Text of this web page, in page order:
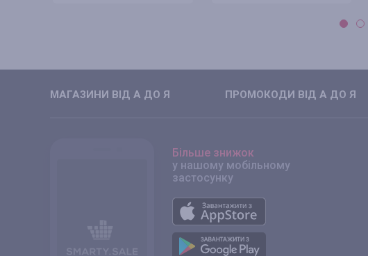
МАГАЗИНИ ВIД А ДО Я ПРОМОКОДИ ВIД А ДО Я
Більше знижок
у нашому мобільному
застосунку